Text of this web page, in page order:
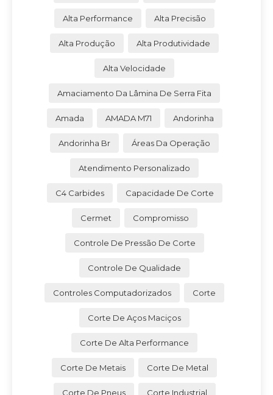
Alta Performance Alta Precisão
Alta Produção Alta Produtividade
Alta Velocidade
Amaciamento Da Lâmina De Serra Fita
Amada AMADA M71 Andorinha
Andorinha Br Áreas Da Operação
Atendimento Personalizado
C4 Carbides Capacidade De Corte
Cermet Compromisso
Controle De Pressão De Corte
Controle De Qualidade
Controles Computadorizados Corte
Corte De Aços Maciços
Corte De Alta Performance
Corte De Metais Corte De Metal
Corte De Pneus Corte Industrial